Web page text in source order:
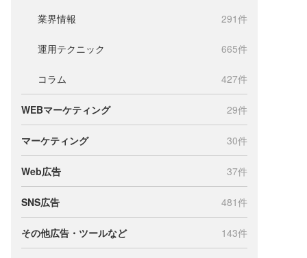
業界情報 291件
運用テクニック 665件
コラム 427件
WEBマーケティング 29件
マーケティング 30件
Web広告 37件
SNS広告 481件
その他広告・ツールなど 143件